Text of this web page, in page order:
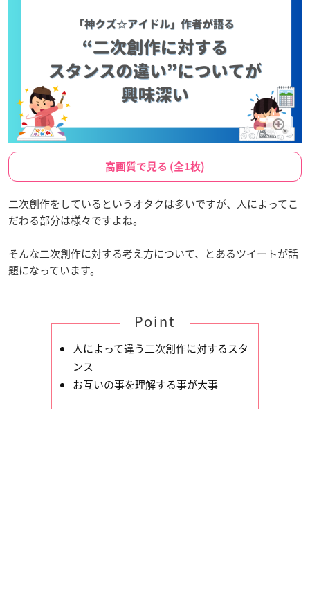
高画質で見る (全1枚)
二次創作をしているというオタクは多いですが、人によってこ
だわる部分は様々ですよね。
そんな二次創作に対する考え方について、とあるツイートが話
題になっています。
Point
人によって違う二次創作に対するスタ
ンス
お互いの事を理解する事が大事